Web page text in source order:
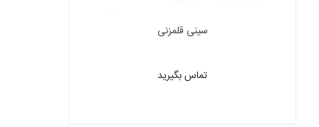
سینی قلمزنی
تماس بگیرید